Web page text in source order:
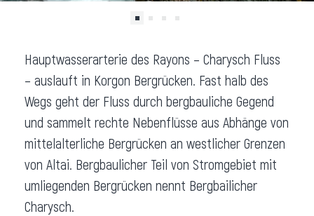
Hauptwasserarterie des Rayons – Charysch Fluss
– auslauft in Korgon Bergrücken. Fast halb des
Wegs geht der Fluss durch bergbauliche Gegend
und sammelt rechte Nebenflüsse aus Abhänge von
mittelalterliche Bergrücken an westlicher Grenzen
von Altai. Bergbaulicher Teil von Stromgebiet mit
umliegenden Bergrücken nennt Bergbailicher
Charysch.